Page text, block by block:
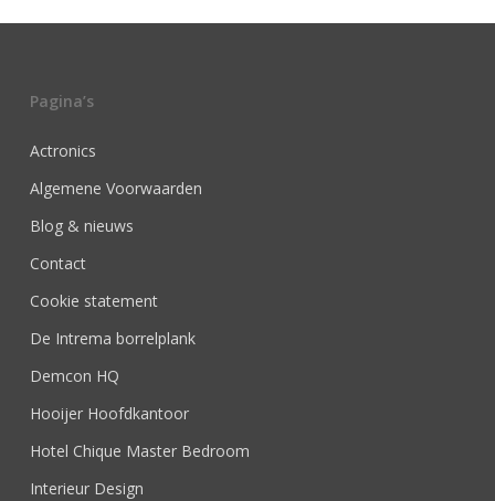
Pagina’s
Actronics
Algemene Voorwaarden
Blog & nieuws
Contact
Cookie statement
De Intrema borrelplank
Demcon HQ
Hooijer Hoofdkantoor
Hotel Chique Master Bedroom
Interieur Design